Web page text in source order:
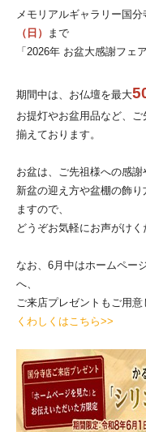
メモリアルギャラリー国分
（日）
まで
「2026年 お盆大感謝フェ
期間中は、お仏壇を最大
お提灯やお盆用品など、
揃えております。
お盆は、ご先祖様への感謝
新盆の迎え方や盆棚の飾
ますので、
どうぞお気軽にお声がけく
なお、6月中はホームペー
へ、
ご来店プレゼントもご用意
くわしくはこちら>>